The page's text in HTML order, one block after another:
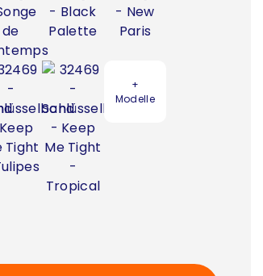
+
Modelle